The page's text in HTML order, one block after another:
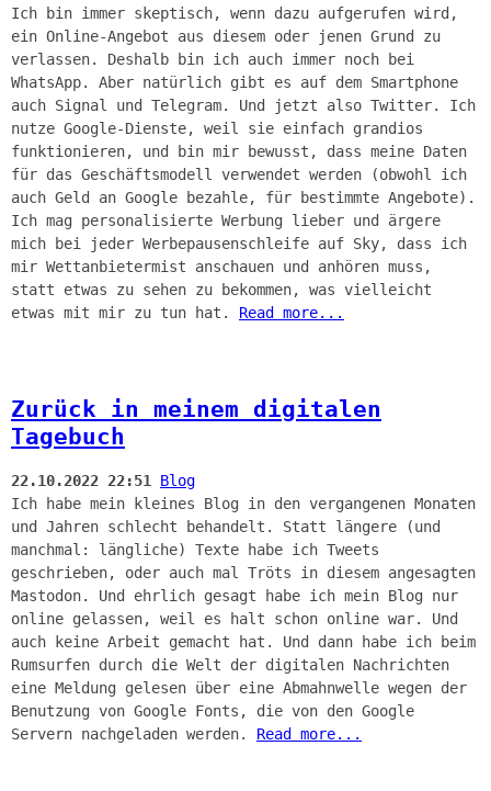
Ich bin immer skeptisch, wenn dazu aufgerufen wird,
ein Online-Angebot aus diesem oder jenen Grund zu
verlassen. Deshalb bin ich auch immer noch bei
WhatsApp. Aber natürlich gibt es auf dem Smartphone
auch Signal und Telegram. Und jetzt also Twitter. Ich
nutze Google-Dienste, weil sie einfach grandios
funktionieren, und bin mir bewusst, dass meine Daten
für das Geschäftsmodell verwendet werden (obwohl ich
auch Geld an Google bezahle, für bestimmte Angebote).
Ich mag personalisierte Werbung lieber und ärgere
mich bei jeder Werbepausenschleife auf Sky, dass ich
mir Wettanbietermist anschauen und anhören muss,
statt etwas zu sehen zu bekommen, was vielleicht
etwas mit mir zu tun hat. Read more...
Zurück in meinem digitalen
Tagebuch
22.10.2022 22:51 Blog
Ich habe mein kleines Blog in den vergangenen Monaten
und Jahren schlecht behandelt. Statt längere (und
manchmal: längliche) Texte habe ich Tweets
geschrieben, oder auch mal Tröts in diesem angesagten
Mastodon. Und ehrlich gesagt habe ich mein Blog nur
online gelassen, weil es halt schon online war. Und
auch keine Arbeit gemacht hat. Und dann habe ich beim
Rumsurfen durch die Welt der digitalen Nachrichten
eine Meldung gelesen über eine Abmahnwelle wegen der
Benutzung von Google Fonts, die von den Google
Servern nachgeladen werden. Read more...